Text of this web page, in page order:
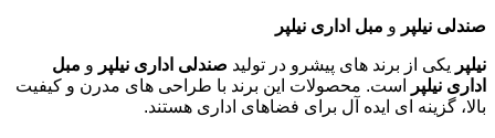
صندلی نیلپر و مبل اداری نیلپر
نیلپر یکی از برند های پیشرو در تولید صندلی اداری نیلپر و مبل
اداری نیلپر
است. محصولات این برند با طراحی های مدرن و کیفیت
بالا، گزینه ای ایده آل برای فضاهای اداری هستند.